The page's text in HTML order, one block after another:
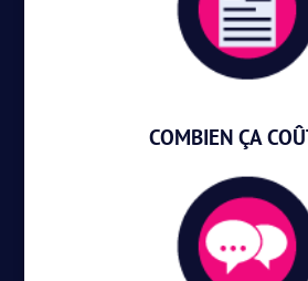
COMBIEN ÇA